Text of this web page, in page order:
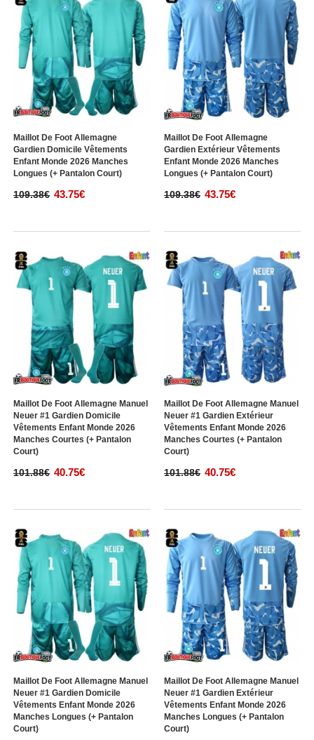
Maillot De Foot Allemagne
Gardien Domicile Vêtements
Enfant Monde 2026 Manches
Longues (+ Pantalon Court)
109.38€ 43.75€
Maillot De Foot Allemagne
Gardien Extérieur Vêtements
Enfant Monde 2026 Manches
Longues (+ Pantalon Court)
109.38€ 43.75€
Maillot De Foot Allemagne Manuel
Neuer #1 Gardien Domicile
Vêtements Enfant Monde 2026
Manches Courtes (+ Pantalon
Court)
101.88€ 40.75€
Maillot De Foot Allemagne Manuel
Neuer #1 Gardien Extérieur
Vêtements Enfant Monde 2026
Manches Courtes (+ Pantalon
Court)
101.88€ 40.75€
Maillot De Foot Allemagne Manuel
Neuer #1 Gardien Domicile
Vêtements Enfant Monde 2026
Manches Longues (+ Pantalon
Court)
Maillot De Foot Allemagne Manuel
Neuer #1 Gardien Extérieur
Vêtements Enfant Monde 2026
Manches Longues (+ Pantalon
Court)